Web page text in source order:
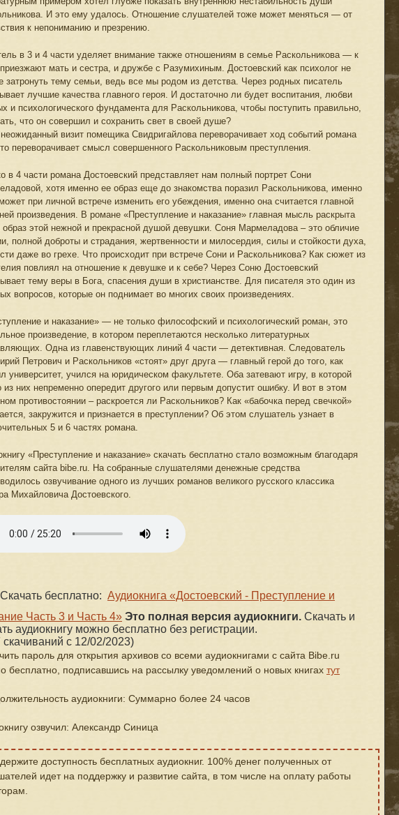
И это ему удалось. Отношение слушателей тоже может меняться — от
к непониманию и презрению.
в 3 и 4 части уделяет внимание также отношениям в семье Раскольникова — к
мать и сестра, и дружбе с Разумихиным. Достоевский как психолог не
затронуть тему семьи, ведь все мы родом из детства. Через родных писатель
лучшие качества главного героя. И достаточно ли будет воспитания, любви
и психологического фундамента для Раскольникова, чтобы поступить правильно,
что он совершил и сохранить свет в своей душе?
визит помещика Свидригайлова переворачивает ход событий романа
переворачивает смысл совершенного Раскольниковым преступления.
в 4 части романа Достоевский представляет нам полный портрет Сони
хотя именно ее образ еще до знакомства поразил Раскольникова, именно
при личной встрече изменить его убеждения, именно она считается главной
произведения. В романе «Преступление и наказание» главная мысль раскрыта
образ этой нежной и прекрасной душой девушки. Соня Мармеладова – это обличие
полной доброты и страдания, жертвенности и милосердия, силы и стойкости духа,
даже во грехе. Что происходит при встрече Сони и Раскольникова? Как сюжет из
повлиял на отношение к девушке и к себе? Через Соню Достоевский
тему веры в Бога, спасения души в христианстве. Для писателя это один из
вопросов, которые он поднимает во многих своих произведениях.
и наказание» — не только философский и психологический роман, это
произведение, в котором переплетаются несколько литературных
Одна из главенствующих линий 4 части — детективная. Следователь
Петрович и Раскольников «стоят» друг друга — главный герой до того, как
университет, учился на юридическом факультете. Оба затевают игру, в которой
из них непременно опередит другого или первым допустит ошибку. И вот в этом
противостоянии – раскроется ли Раскольников? Как «бабочка перед свечкой»
закружится и признается в преступлении? Об этом слушатель узнает в
5 и 6 частях романа.
«Преступление и наказание» скачать бесплатно стало возможным благодаря
сайта bibe.ru. На собранные слушателями денежные средства
озвучивание одного из лучших романов великого русского классика
Михайловича Достоевского.
Скачать бесплатно: Аудиокнига «Достоевский - Преступление и
Часть 3 и Часть 4» Это полная версия аудиокниги. Скачать и
аудиокнигу можно бесплатно без регистрации.
скачиваний с 12/02/2023)
пароль для открытия архивов со всеми аудиокнигами с сайта Bibe.ru
бесплатно, подписавшись на рассылку уведомлений о новых книгах тут
аудиокниги: Суммарно более 24 часов
озвучил: Александр Синица
доступность бесплатных аудиокниг. 100% денег полученных от
идет на поддержку и развитие сайта, в том числе на оплату работы